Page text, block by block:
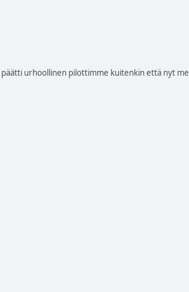
urhoollinen pilottimme kuitenkin että nyt